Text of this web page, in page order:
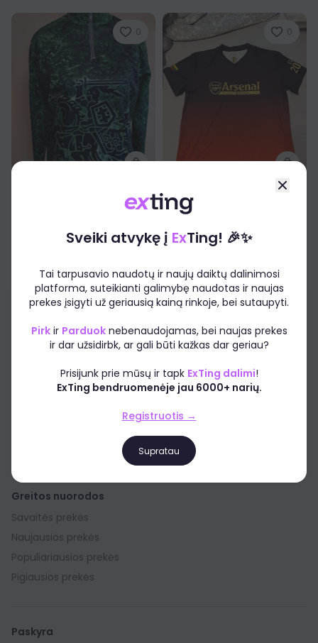
0
Aleksandras Pogrebnojus
74,17€ -12%
0
Aleksandras Pogrebnojus
Arsenal
30,00€ 32,17€
Kaip veikia EXTING?
Patarimai apsipirkinėtojams
Padėkite mums tobulėti
Greitos nuorodos
Savaitės prekės
Naujausios prekės
Populiariausios prekės
Pigiausios prekės
Paskyra
Sveiki atvykę į ExTing! 🎉✨
Tai tarpusavio naudotų ir naujų daiktų dalinimosi
platforma, suteikianti galimybę naudotas ir naujas
prekes įsigyti už geriausią kainą rinkoje, bei sutaupyti.
Pirkir Parduoknebenaudojamas, bei naujas prekes
ir dar užsidirbk, ar gali būti kažkas dar geriau?
Prisijunk prie mūsų ir tapk ExTing dalimi!
ExTing bendruomenėje jau 6000+ narių.
Registruotis →
Supratau